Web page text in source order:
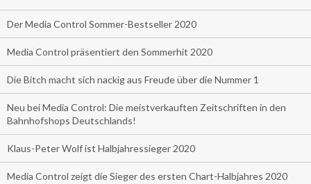
Der Media Control Sommer-Bestseller 2020
Media Control präsentiert den Sommerhit 2020
Die Bitch macht sich nackig aus Freude über die Nummer 1
Neu bei Media Control: Die meistverkauften Zeitschriften in den
Bahnhofshops Deutschlands!
Klaus-Peter Wolf ist Halbjahressieger 2020
Media Control zeigt die Sieger des ersten Chart-Halbjahres 2020